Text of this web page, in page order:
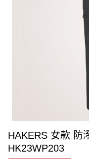
HAKERS 女款 防
HK23WP203